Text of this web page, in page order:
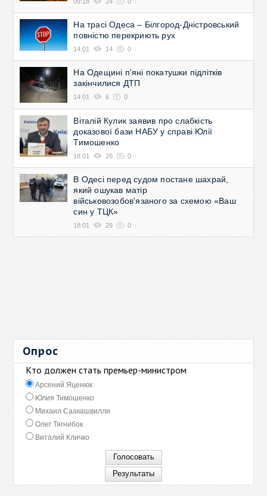
На трасі Одеса – Білгород-Дністровський
повністю перекриють рух
14:01 14 0
На Одещині п'яні покатушки підлітків
закінчилися ДТП
14:01 6 0
Віталій Кулик заявив про слабкість
доказової бази НАБУ у справі Юлії
Тимошенко
18:01 26 0
В Одесі перед судом постане шахрай,
який ошукав матір
військовозобов'язаного за схемою «Ваш
син у ТЦК»
18:01 29 0
Опрос
Кто должен стать премьер-министром
Арсений Яценюк
Юлия Тимошенко
Михаил Саакашвилли
Олег Тягнибок
Виталий Кличко